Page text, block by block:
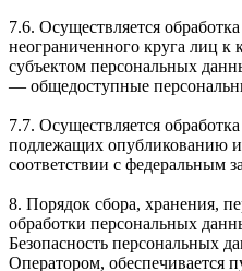
7.6. Осуществляется
неограниченного круга лиц к
субъектом персональных
— общедоступные
7.7. Осуществляется
подлежащих опубликованию
соответствии с федеральным
8. Порядок сбора, хранения,
обработки персональных
Безопасность персональных
Оператором, обеспечивается